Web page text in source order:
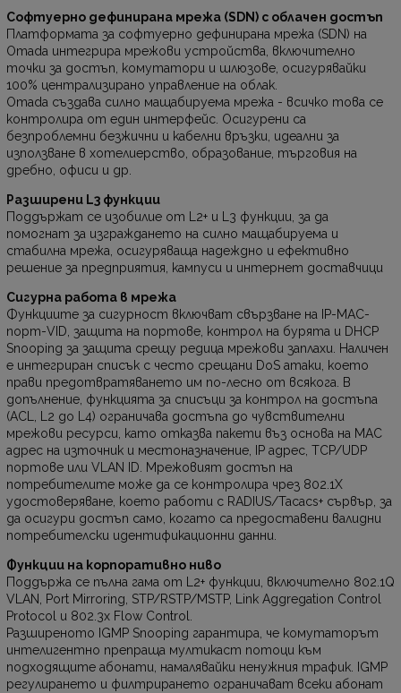
Софтуерно дефинирана мрежа (SDN) с облачен достъп
Платформата за софтуерно дефинирана мрежа (SDN) на
Omada интегрира мрежови устройства, включително
точки за достъп, комутатори и шлюзове, осигурявайки
100% централизирано управление на облак.
Omada създава силно мащабируема мрежа - всичко това се
контролира от един интерфейс. Осигурени са
безпроблемни безжични и кабелни връзки, идеални за
използване в хотелиерство, образование, търговия на
дребно, офиси и др.
Разширени L3 функции
Поддържат се изобилие от L2+ и L3 функции, за да
помогнат за изграждането на силно мащабируема и
стабилна мрежа, осигуряваща надеждно и ефективно
решение за предприятия, кампуси и интернет доставчици
Сигурна работа в мрежа
Функциите за сигурност включват свързване на IP-MAC-
порт-VID, защита на портове, контрол на бурята и DHCP
Snooping за защита срещу редица мрежови заплахи. Наличен
е интегриран списък с често срещани DoS атаки, което
прави предотвратяването им по-лесно от всякога. В
допълнение, функцията за списъци за контрол на достъпа
(ACL, L2 до L4) ограничава достъпа до чувствителни
мрежови ресурси, като отказва пакети въз основа на MAC
адрес на източник и местоназначение, IP адрес, TCP/UDP
портове или VLAN ID. Мрежовият достъп на
потребителите може да се контролира чрез 802.1X
удостоверяване, което работи с RADIUS/Tacacs+ сървър, за
да осигури достъп само, когато са предоставени валидни
потребителски идентификационни данни.
Функции на корпоративно ниво
Поддържа се пълна гама от L2+ функции, включително 802.1Q
VLAN, Port Mirroring, STP/RSTP/MSTP, Link Aggregation Control
Protocol и 802.3x Flow Control.
Разширеното IGMP Snooping гарантира, че комутаторът
интелигентно препраща мултикаст потоци към
подходящите абонати, намалявайки ненужния трафик. IGMP
регулирането и филтрирането ограничават всеки абонат